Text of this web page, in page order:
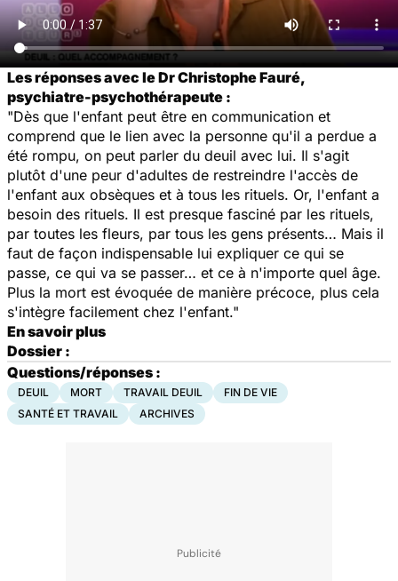
Les réponses avec le Dr Christophe Fauré,
psychiatre-psychothérapeute :
"Dès que l'enfant peut être en communication et
comprend que le lien avec la personne qu'il a perdue a
été rompu, on peut parler du deuil avec lui. Il s'agit
plutôt d'une peur d'adultes de restreindre l'accès de
l'enfant aux obsèques et à tous les rituels. Or, l'enfant a
besoin des rituels. Il est presque fasciné par les rituels,
par toutes les fleurs, par tous les gens présents… Mais il
faut de façon indispensable lui expliquer ce qui se
passe, ce qui va se passer… et ce à n'importe quel âge.
Plus la mort est évoquée de manière précoce, plus cela
s'intègre facilement chez l'enfant."
En savoir plus
Dossier :
Questions/réponses :
DEUIL MORT TRAVAIL DEUIL
FIN DE VIE
SANTÉ ET TRAVAIL
ARCHIVES